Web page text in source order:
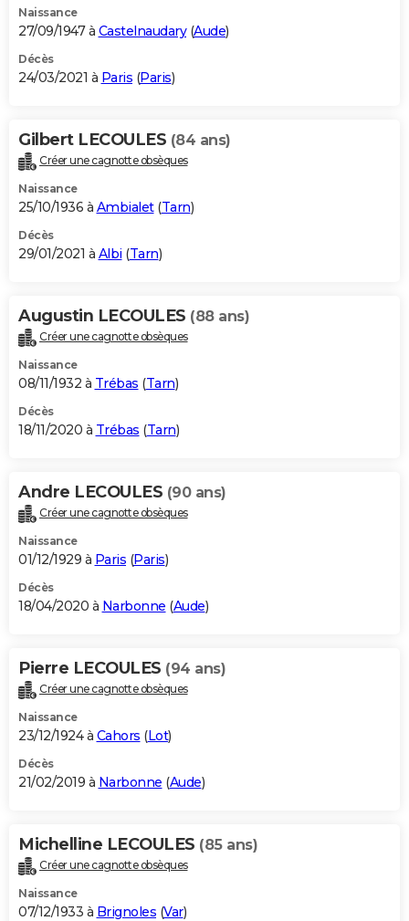
Naissance
27/09/1947 à Castelnaudary(Aude)
Décès
24/03/2021 à Paris (Paris)
Gilbert LECOULES (84 ans)
Créer une cagnotte obsèques
Naissance
25/10/1936 à Ambialet(Tarn)
Décès
29/01/2021 à Albi (Tarn)
Augustin LECOULES (88 ans)
Créer une cagnotte obsèques
Naissance
08/11/1932 à Trébas (Tarn)
Décès
18/11/2020 à Trébas (Tarn)
Andre LECOULES (90 ans)
Créer une cagnotte obsèques
Naissance
01/12/1929 à Paris (Paris)
Décès
18/04/2020 à Narbonne (Aude)
Pierre LECOULES (94 ans)
Créer une cagnotte obsèques
Naissance
23/12/1924 à Cahors (Lot)
Décès
21/02/2019 à Narbonne (Aude)
Michelline LECOULES (85 ans)
Créer une cagnotte obsèques
Naissance
07/12/1933 à Brignoles (Var)